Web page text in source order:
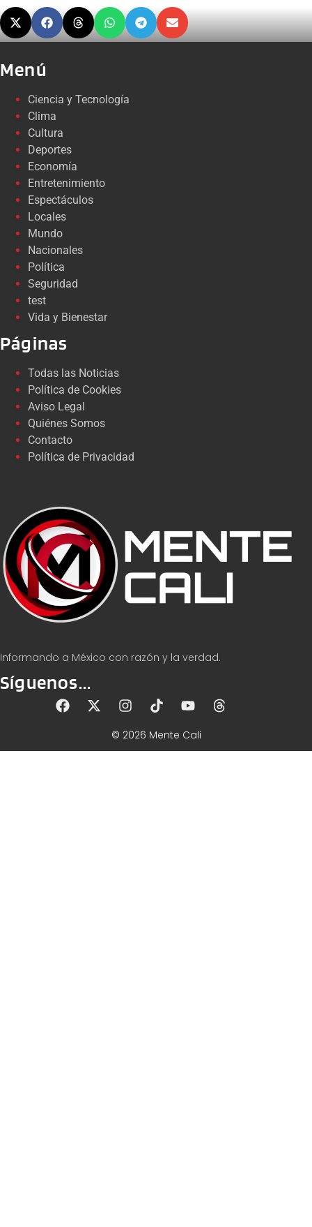
Informando a México con razón y la verdad.
Síguenos...
Menú
Ciencia y Tecnología
Clima
Cultura
Deportes
Economía
Entretenimiento
Espectáculos
Locales
Mundo
Nacionales
Política
Seguridad
test
Vida y Bienestar
Páginas
Todas las Noticias
Política de Cookies
Aviso Legal
Quiénes Somos
Contacto
Política de Privacidad
© 2026 Mente Cali